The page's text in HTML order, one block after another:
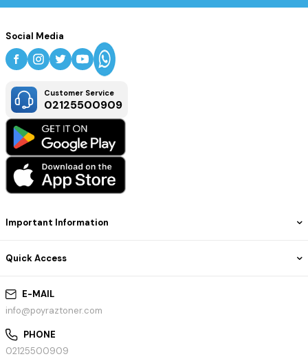
E-MAIL
info@poyraztoner.com
PHONE
02125500909
Important Information
Quick Access
Social Media
Customer Service
02125500909